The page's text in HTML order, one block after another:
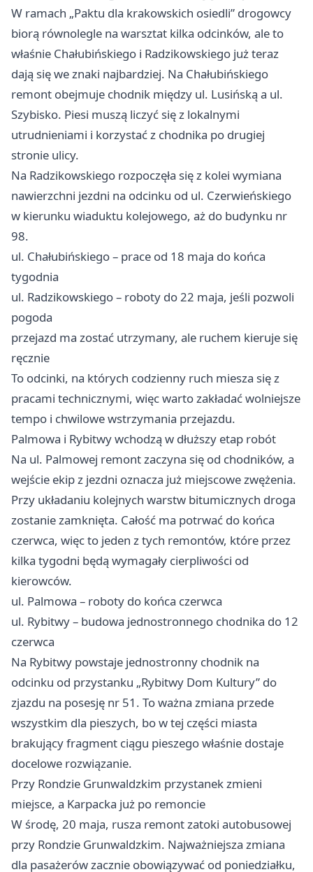
W ramach „Paktu dla krakowskich osiedli” drogowcy
biorą równolegle na warsztat kilka odcinków, ale to
właśnie Chałubińskiego i Radzikowskiego już teraz
dają się we znaki najbardziej. Na Chałubińskiego
remont obejmuje chodnik między ul. Lusińską a ul.
Szybisko. Piesi muszą liczyć się z lokalnymi
utrudnieniami i korzystać z chodnika po drugiej
stronie ulicy.
Na Radzikowskiego rozpoczęła się z kolei wymiana
nawierzchni jezdni na odcinku od ul. Czerwieńskiego
w kierunku wiaduktu kolejowego, aż do budynku nr
98.
ul. Chałubińskiego – prace od 18 maja do końca
tygodnia
ul. Radzikowskiego – roboty do 22 maja, jeśli pozwoli
pogoda
przejazd ma zostać utrzymany, ale ruchem kieruje się
ręcznie
To odcinki, na których codzienny ruch miesza się z
pracami technicznymi, więc warto zakładać wolniejsze
tempo i chwilowe wstrzymania przejazdu.
Palmowa i Rybitwy wchodzą w dłuższy etap robót
Na ul. Palmowej remont zaczyna się od chodników, a
wejście ekip z jezdni oznacza już miejscowe zwężenia.
Przy układaniu kolejnych warstw bitumicznych droga
zostanie zamknięta. Całość ma potrwać do końca
czerwca, więc to jeden z tych remontów, które przez
kilka tygodni będą wymagały cierpliwości od
kierowców.
ul. Palmowa – roboty do końca czerwca
ul. Rybitwy – budowa jednostronnego chodnika do 12
czerwca
Na Rybitwy powstaje jednostronny chodnik na
odcinku od przystanku „Rybitwy Dom Kultury” do
zjazdu na posesję nr 51. To ważna zmiana przede
wszystkim dla pieszych, bo w tej części miasta
brakujący fragment ciągu pieszego właśnie dostaje
docelowe rozwiązanie.
Przy Rondzie Grunwaldzkim przystanek zmieni
miejsce, a Karpacka już po remoncie
W środę, 20 maja, rusza remont zatoki autobusowej
przy Rondzie Grunwaldzkim. Najważniejsza zmiana
dla pasażerów zacznie obowiązywać od poniedziałku,